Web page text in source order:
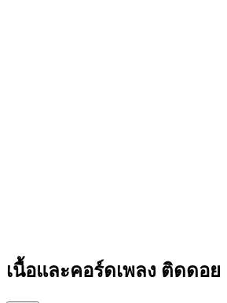
เนื้อและคอร์ดเพลง ติดดอย